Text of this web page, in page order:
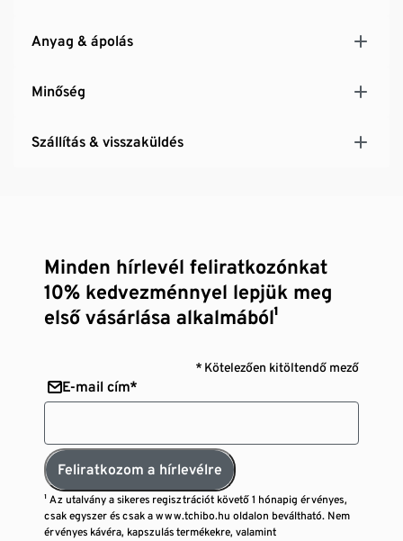
Anyag & ápolás
Minőség
Szállítás & visszaküldés
Minden hírlevél feliratkozónkat
10% kedvezménnyel lepjük meg
első vásárlása alkalmából¹
* Kötelezően kitöltendő mező
E-mail cím*
Feliratkozom a hírlevélre
¹ Az utalvány a sikeres regisztrációt követő 1 hónapig érvényes,
csak egyszer és csak a www.tchibo.hu oldalon beváltható. Nem
érvényes kávéra, kapszulás termékekre, valamint